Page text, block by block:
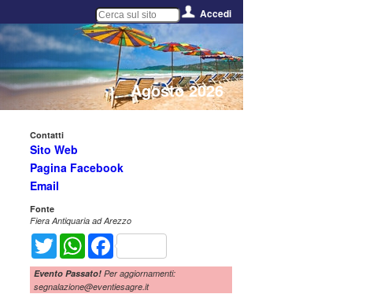
Accedi
Agosto 2026
Contatti
Sito Web
Pagina Facebook
Email
Fonte
Fiera Antiquaria ad Arezzo
Twitter WhatsAppFacebook
Evento Passato! Per aggiornamenti:
segnalazione@eventiesagre.it